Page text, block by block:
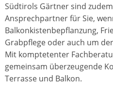
Südtirols Gärtner sind
Ansprechpartner für Sie,
Balkonkistenbepflanzung,
Grabpflege oder auch um
Mit komptetenter
gemeinsam überzeugende
Terrasse und Balkon.